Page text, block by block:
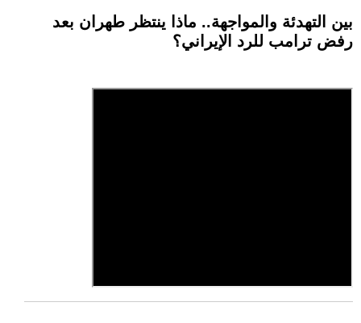
بين التهدئة والمواجهة.. ماذا ينتظر طهران بعد
رفض ترامب للرد الإيراني؟